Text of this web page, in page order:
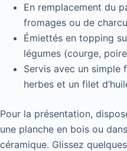
En remplacement du
fromages ou de
Émiettés en topping
légumes (courge,
Servis avec un simple
herbes et un filet
Pour la présentation,
une planche en bois ou
céramique. Glissez